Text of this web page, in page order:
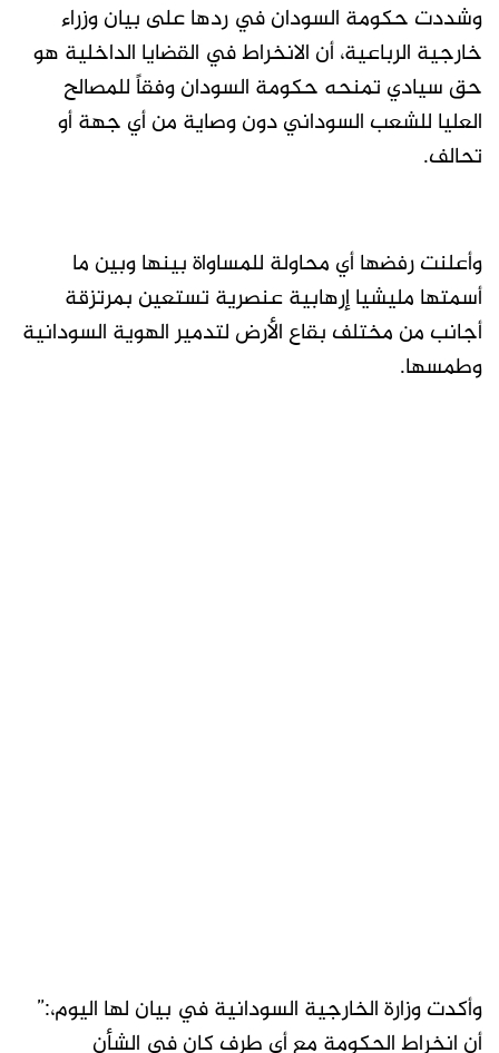
وشددت حكومة السودان في ردها على بيان وزراء
خارجية الرباعية، أن الانخراط في القضايا الداخلية هو
حق سيادي تمنحه حكومة السودان وفقاً للمصالح
العليا للشعب السوداني دون وصاية من أي جهة أو
تحالف.
وأعلنت رفضها أي محاولة للمساواة بينها وبين ما
أسمتها مليشيا إرهابية عنصرية تستعين بمرتزقة
أجانب من مختلف بقاع الأرض لتدمير الهوية السودانية
وطمسها.
وأكدت وزارة الخارجية السودانية في بيان لها اليوم،:”
أن انخراط الحكومة مع أي طرف كان في الشأن